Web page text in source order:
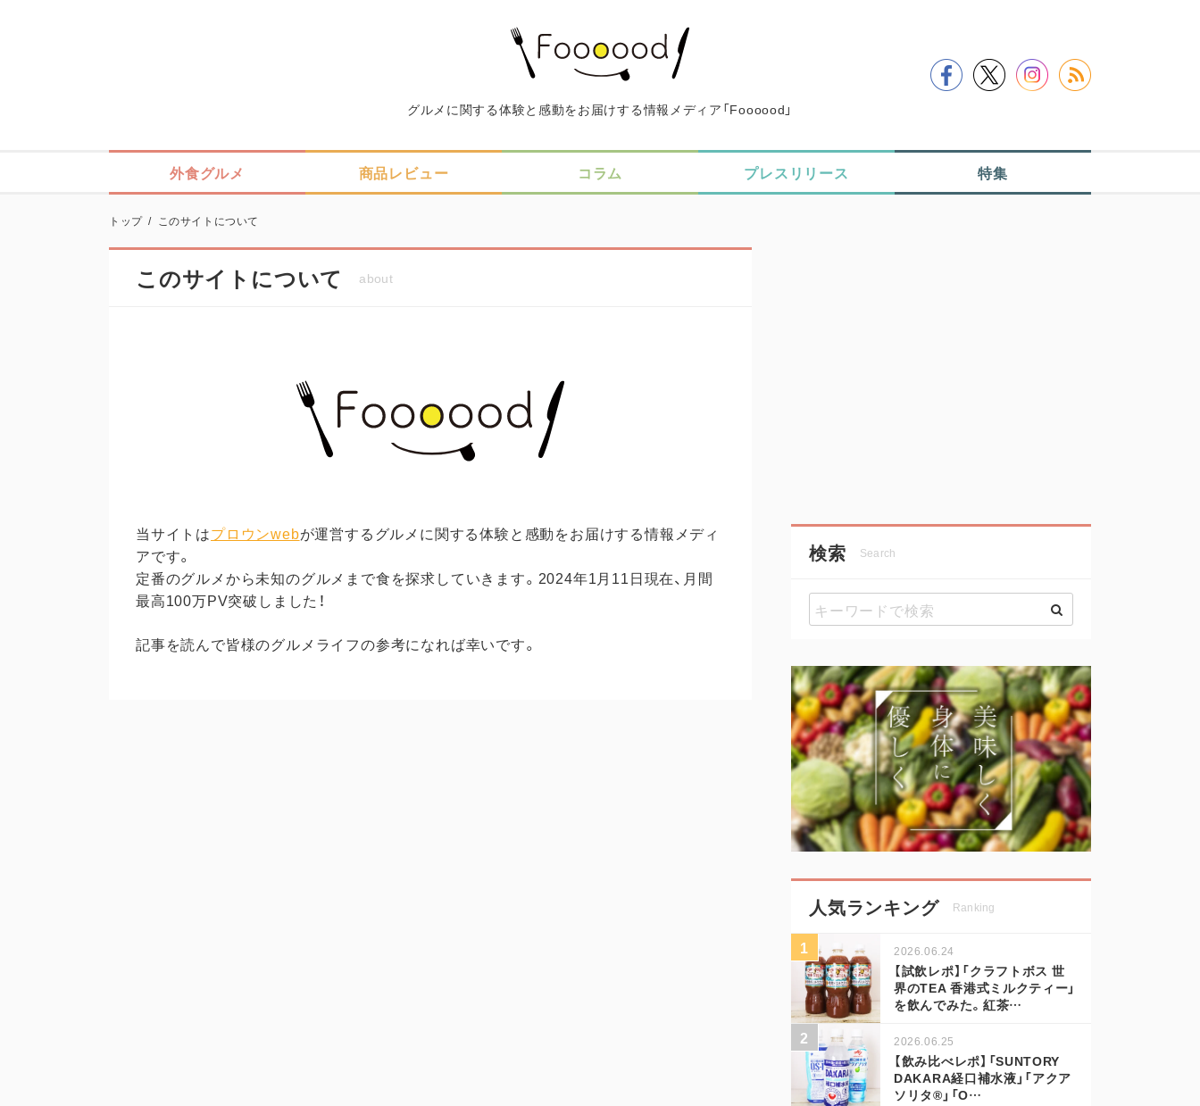
グルメに関する体験と感動をお届けする情報メディア「Foooood」
外食グルメ 商品レビュー コラム プレスリリース 特集
トップ / このサイトについて
このサイトについて about
当サイトはプロウンwebが運営するグルメに関する体験と感動をお届けする情報メディ
アです。
定番のグルメから未知のグルメまで食を探求していきます。2024年1月11日現在、月間
最高100万PV突破しました！
記事を読んで皆様のグルメライフの参考になれば幸いです。
検索 Search
人気ランキング Ranking
2026.06.24
【試飲レポ】「クラフトボス 世
界のTEA 香港式ミルクティー」
を飲んでみた。紅茶…
2026.06.25
【飲み比べレポ】「SUNTORY
DAKARA経口補水液」「アクア
ソリタ®」「O…